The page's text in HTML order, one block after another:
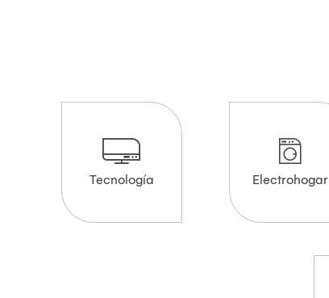
Tecnología Electrohogar